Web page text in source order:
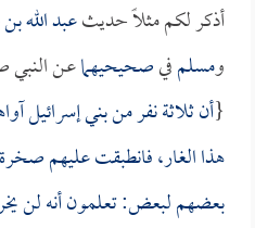
أذكر لكم مثلاً حديثعبد الله
ومسلمفيصحيحيهماعـن النبي
{أن ثلاثة نفر من بني إسرائيل
هذا الغار، فانطبقت عليهم
بعضهم لبعض: تعلمون أنه لن